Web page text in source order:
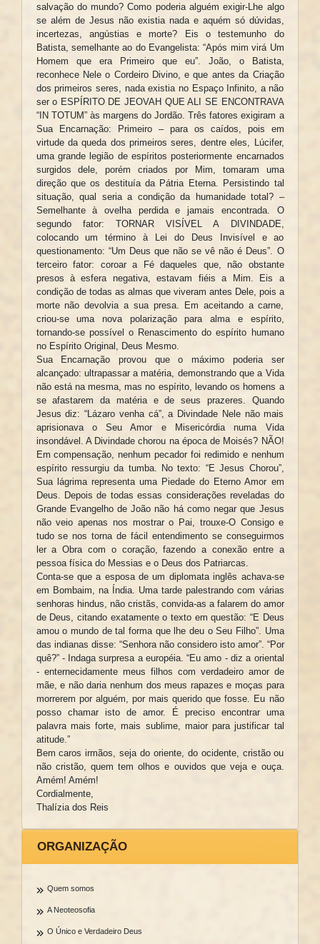
salvação do mundo? Como poderia alguém exigir-Lhe algo
se além de Jesus não existia nada e aquém só dúvidas,
incertezas, angústias e morte? Eis o testemunho do
Batista, semelhante ao do Evangelista: “Após mim virá Um
Homem que era Primeiro que eu”. João, o Batista,
reconhece Nele o Cordeiro Divino, e que antes da Criação
dos primeiros seres, nada existia no Espaço Infinito, a não
ser o ESPÍRITO DE JEOVAH QUE ALI SE ENCONTRAVA
“IN TOTUM” às margens do Jordão. Três fatores exigiram a
Sua Encarnação: Primeiro – para os caídos, pois em
virtude da queda dos primeiros seres, dentre eles, Lúcifer,
uma grande legião de espíritos posteriormente encarnados
surgidos dele, porém criados por Mim, tomaram uma
direção que os destituía da Pátria Eterna. Persistindo tal
situação, qual seria a condição da humanidade total? –
Semelhante à ovelha perdida e jamais encontrada. O
segundo fator: TORNAR VISÍVEL A DIVINDADE,
colocando um término à Lei do Deus Invisível e ao
questionamento: “Um Deus que não se vê não é Deus”. O
terceiro fator: coroar a Fé daqueles que, não obstante
presos à esfera negativa, estavam fiéis a Mim. Eis a
condição de todas as almas que viveram antes Dele, pois a
morte não devolvia a sua presa. Em aceitando a carne,
criou-se uma nova polarização para alma e espírito,
tornando-se possível o Renascimento do espírito humano
no Espírito Original, Deus Mesmo.
Sua Encarnação provou que o máximo poderia ser
alcançado: ultrapassar a matéria, demonstrando que a Vida
não está na mesma, mas no espírito, levando os homens a
se afastarem da matéria e de seus prazeres. Quando
Jesus diz: “Lázaro venha cá”, a Divindade Nele não mais
aprisionava o Seu Amor e Misericórdia numa Vida
insondável. A Divindade chorou na época de Moisés? NÃO!
Em compensação, nenhum pecador foi redimido e nenhum
espírito ressurgiu da tumba. No texto: “E Jesus Chorou”,
Sua lágrima representa uma Piedade do Eterno Amor em
Deus. Depois de todas essas considerações reveladas do
Grande Evangelho de João não há como negar que Jesus
não veio apenas nos mostrar o Pai, trouxe-O Consigo e
tudo se nos torna de fácil entendimento se conseguirmos
ler a Obra com o coração, fazendo a conexão entre a
pessoa física do Messias e o Deus dos Patriarcas.
Conta-se que a esposa de um diplomata inglês achava-se
em Bombaim, na Índia. Uma tarde palestrando com várias
senhoras hindus, não cristãs, convida-as a falarem do amor
de Deus, citando exatamente o texto em questão: “E Deus
amou o mundo de tal forma que lhe deu o Seu Filho”. Uma
das indianas disse: “Senhora não considero isto amor”. “Por
quê?” - Indaga surpresa a européia. “Eu amo - diz a oriental
- enternecidamente meus filhos com verdadeiro amor de
mãe, e não daria nenhum dos meus rapazes e moças para
morrerem por alguém, por mais querido que fosse. Eu não
posso chamar isto de amor. É preciso encontrar uma
palavra mais forte, mais sublime, maior para justificar tal
atitude.”
Bem caros irmãos, seja do oriente, do ocidente, cristão ou
não cristão, quem tem olhos e ouvidos que veja e ouça.
Amém! Amém!
Cordialmente,
Thalízia dos Reis
ORGANIZAÇÃO
Quem somos
A Neoteosofia
O Único e Verdadeiro Deus